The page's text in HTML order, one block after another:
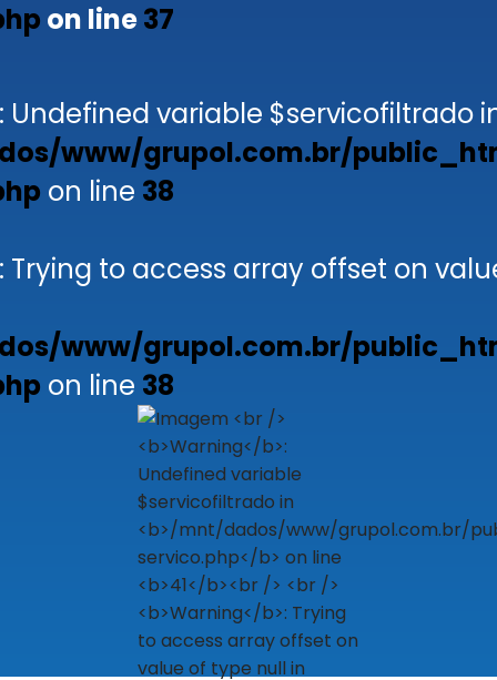
on line37
Undefined variable $servicofiltrado
www/grupol.com.br/
on line 38
Trying to access array offset on
www/grupol.com.br/
on line 38